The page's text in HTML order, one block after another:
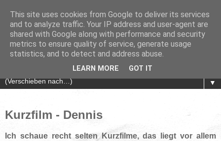
▼
Kurzfilm - Dennis
Ich schaue recht selten Kurzfilme, das liegt vor allem
This site uses cookies from Google to deliver its services
and to analyze traffic. Your IP address and user-agent are
shared with Google along with performance and security
metrics to ensure quality of service, generate usage
statistics, and to detect and address abuse.
LEARN MORE GOT IT